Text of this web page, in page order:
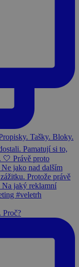
Proč?